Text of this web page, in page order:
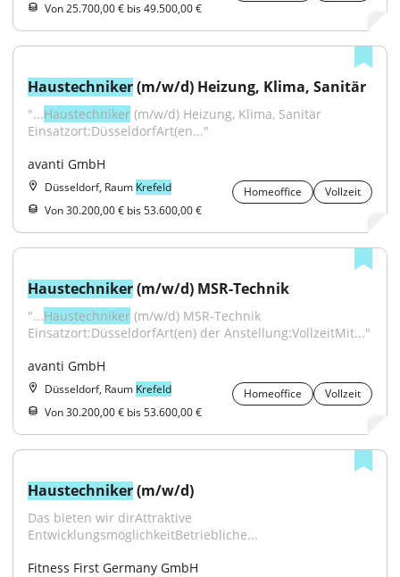
Von 25.700,00 € bis 49.500,00 €
Haustechniker (m/w/d) Heizung, Klima, Sanitär
"...Haustechniker (m/w/d) Heizung, Klima, Sanitär
Einsatzort:DüsseldorfArt(en..."
avanti GmbH
Düsseldorf, Raum Krefeld Homeoffice
Vollzeit
Von 30.200,00 € bis 53.600,00 €
Haustechniker (m/w/d) MSR-Technik
"...Haustechniker (m/w/d) MSR-Technik
Einsatzort:DüsseldorfArt(en) der Anstellung:VollzeitMit..."
avanti GmbH
Düsseldorf, Raum Krefeld Homeoffice
Vollzeit
Von 30.200,00 € bis 53.600,00 €
Haustechniker (m/w/d)
Das bieten wir dirAttraktive
EntwicklungsmöglichkeitBetriebliche...
Fitness First Germany GmbH